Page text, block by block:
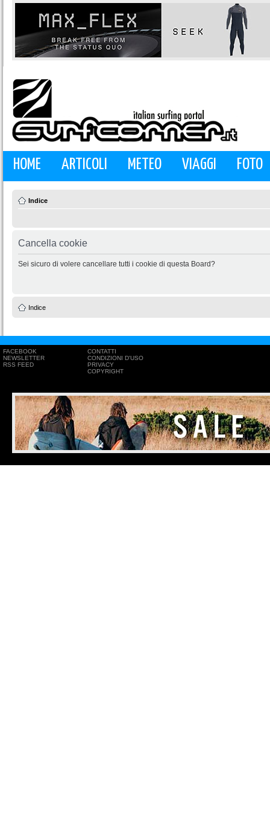
HOME ARTICOLI METEO VIAGGI FOTO
Indice
Cancella cookie
Sei sicuro di volere cancellare tutti i cookie di questa Board?
Indice
FACEBOOK
NEWSLETTER
RSS FEED
CONTATTI
CONDIZIONI D'USO
PRIVACY
COPYRIGHT